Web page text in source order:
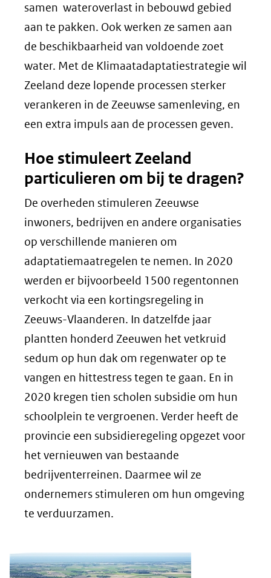
samen wateroverlast in bebouwd gebied
aan te pakken. Ook werken ze samen aan
de beschikbaarheid van voldoende zoet
water. Met de Klimaatadaptatiestrategie wil
Zeeland deze lopende processen sterker
verankeren in de Zeeuwse samenleving, en
een extra impuls aan de processen geven.
Hoe stimuleert Zeeland
particulieren om bij te dragen?
De overheden stimuleren Zeeuwse
inwoners, bedrijven en andere organisaties
op verschillende manieren om
adaptatiemaatregelen te nemen. In 2020
werden er bijvoorbeeld 1500 regentonnen
verkocht via een kortingsregeling in
Zeeuws-Vlaanderen. In datzelfde jaar
plantten honderd Zeeuwen het vetkruid
sedum op hun dak om regenwater op te
vangen en hittestress tegen te gaan. En in
2020 kregen tien scholen subsidie om hun
schoolplein te vergroenen. Verder heeft de
provincie een subsidieregeling opgezet voor
het vernieuwen van bestaande
bedrijventerreinen. Daarmee wil ze
ondernemers stimuleren om hun omgeving
te verduurzamen.